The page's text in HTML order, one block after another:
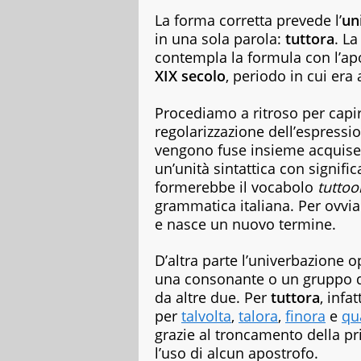
copywriter
per
case
editrici,
magazine
siti
web,
specializzata
in
viaggi
e
food.
Da
sempre
di
libri
vario
genere,
dai
romanzi
La forma corretta prevede l’
in una sola parola: tuttora.
contempla la formula con
XIX secolo, periodo in cui era
Procediamo a ritroso per
regolarizzazione
vengono fuse insieme
un’unità sintattica con
formerebbe il vocabolo
grammatica italiana. Per
e nasce un nuovo termine.
D’altra parte l’univerbazione
una consonante o un gruppo
da altre due. Per tuttora,
per talvolta, talora, finora e
grazie al troncamento della
l’uso di alcun apostrofo.